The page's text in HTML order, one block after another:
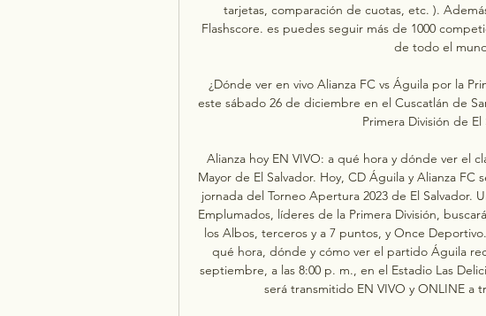
tarjetas, comparación de cuotas, etc. ).
Flashscore. es puedes seguir más de 1000
de todo el
¿Dónde ver en vivo Alianza FC vs Águila por la
este sábado 26 de diciembre en el Cuscatlán de
Primera División de El
Alianza hoy EN VIVO: a qué hora y dónde ver el
Mayor de El Salvador. Hoy, CD Águila y Alianza FC
jornada del Torneo Apertura 2023 de El Salvador.
Emplumados, líderes de la Primera División,
los Albos, terceros y a 7 puntos, y Once
qué hora, dónde y cómo ver el partido Águila
septiembre, a las 8:00 p. m., en el Estadio Las
será transmitido EN VIVO y ONLINE a